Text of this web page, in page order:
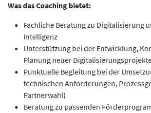
Was das Coaching bietet:
Fachliche Beratung zu Digitalisierung
Intelligenz
Unterstützung bei der Entwicklung,
Planung neuer
Punktuelle Begleitung bei der
technischen Anforderungen,
Partnerwahl)
Beratung zu passenden